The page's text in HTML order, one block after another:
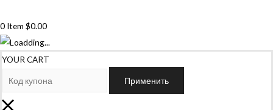
0 Item $0.00
YOUR CART
Применить